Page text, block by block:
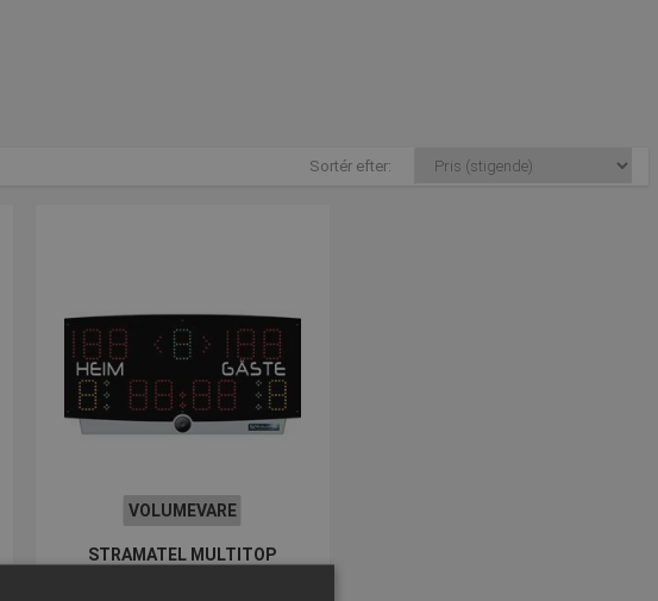
Sortér efter:
VOLUMEVARE
STRAMATEL MULTITOP